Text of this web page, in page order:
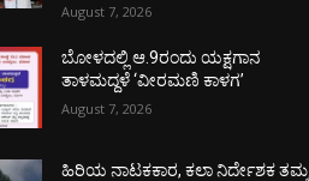
August 7, 2026
ಬೋಳದಲ್ಲಿ ಆ.9ರಂದು ಯಕ್ಷಗಾನ
ತಾಳಮದ್ದಳೆ ‘ವೀರಮಣಿ ಕಾಳಗ’
August 7, 2026
ಹಿರಿಯ ನಾಟಕಕಾರ, ಕಲಾ ನಿರ್ದೇಶಕ ತಮ್ಮ